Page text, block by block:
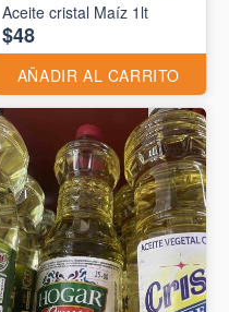
Aceite cristal Maíz 1lt
$48
AÑADIR AL CARRITO